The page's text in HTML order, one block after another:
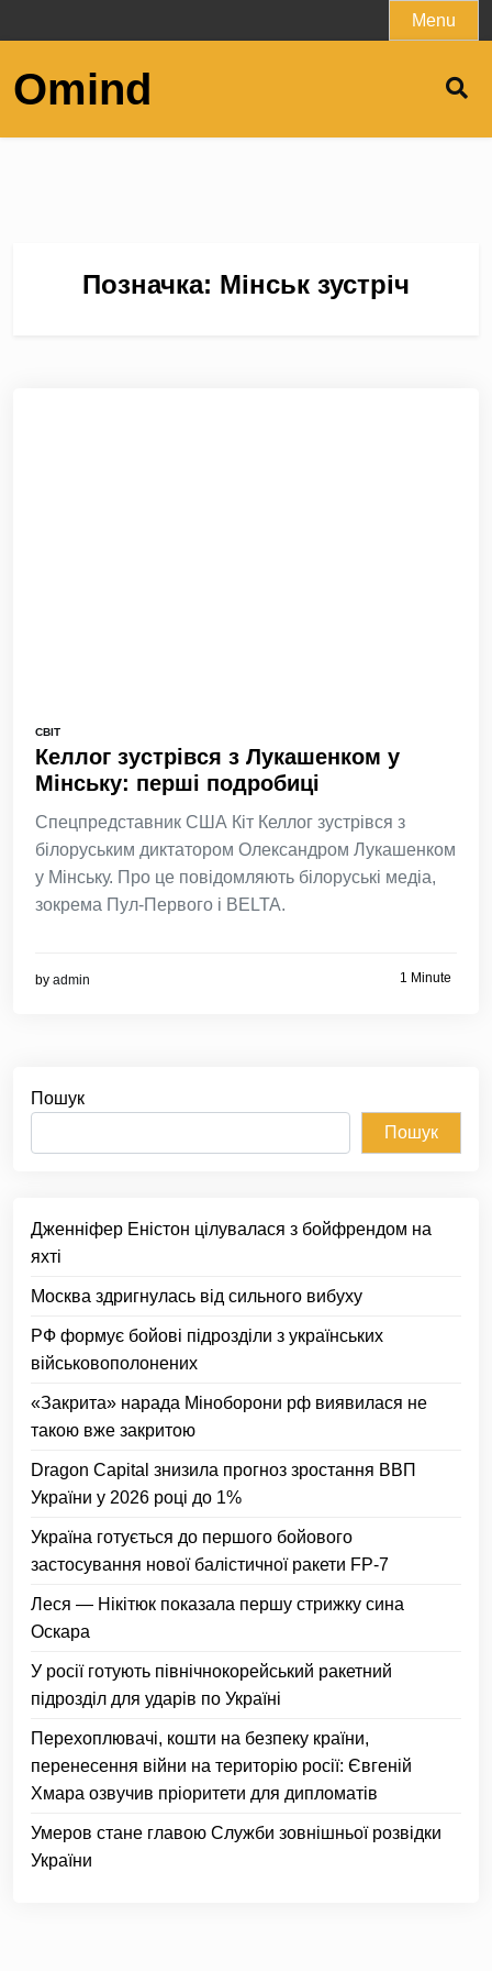
to
Menu
Omind
Позначка: Мінськ зустріч
СВІТ
Келлог зустрівся з Лукашенком у
Мінську: перші подробиці
Спецпредставник США Кіт Келлог зустрівся з
білоруським диктатором Олександром Лукашенком
у Мінську. Про це повідомляють білоруські медіа,
зокрема Пул-Первого і BELTA.
by admin 1 Minute
Пошук
Пошук
Дженніфер Еністон цілувалася з бойфрендом на
яхті
Москва здригнулась від сильного вибуху
РФ формує бойові підрозділи з українських
військовополонених
«Закрита» нарада Міноборони рф виявилася не
такою вже закритою
Dragon Capital знизила прогноз зростання ВВП
України у 2026 році до 1%
Україна готується до першого бойового
застосування нової балістичної ракети FP-7
Леся — Нікітюк показала першу стрижку сина
Оскара
У росії готують північнокорейський ракетний
підрозділ для ударів по Україні
Перехоплювачі, кошти на безпеку країни,
перенесення війни на територію росії: Євгеній
Хмара озвучив пріоритети для дипломатів
Умеров стане главою Служби зовнішньої розвідки
України